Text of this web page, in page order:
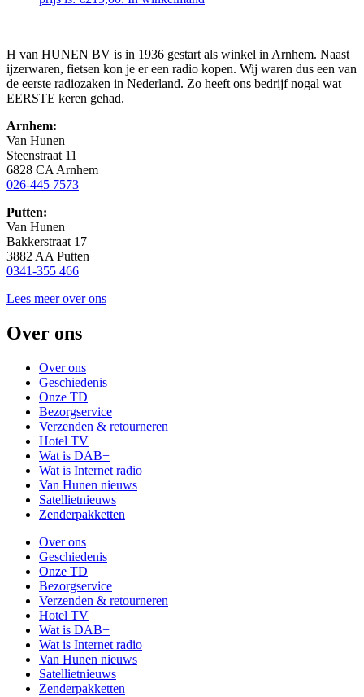
H van HUNEN BV is in 1936 gestart als winkel in Arnhem. Naast
ijzerwaren, fietsen kon je er een radio kopen. Wij waren dus een van
de eerste radiozaken in Nederland. Zo heeft ons bedrijf nogal wat
EERSTE keren gehad.
Arnhem:
Van Hunen
Steenstraat 11
6828 CA Arnhem
026-445 7573
Putten:
Van Hunen
Bakkerstraat 17
3882 AA Putten
0341-355 466
Lees meer over ons
Over ons
Over ons
Geschiedenis
Onze TD
Bezorgservice
Verzenden & retourneren
Hotel TV
Wat is DAB+
Wat is Internet radio
Van Hunen nieuws
Satellietnieuws
Zenderpakketten
Over ons
Geschiedenis
Onze TD
Bezorgservice
Verzenden & retourneren
Hotel TV
Wat is DAB+
Wat is Internet radio
Van Hunen nieuws
Satellietnieuws
Zenderpakketten